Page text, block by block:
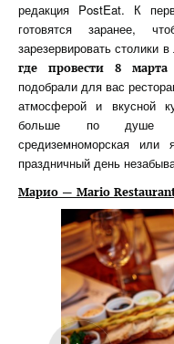
редакция PostEat. К
готовятся заранее,
зарезервировать столики
где провести 8 марта
подобрали для вас
атмосферой и вкусной
больше по душе —
средиземноморская
праздничный день
Марио — Mario